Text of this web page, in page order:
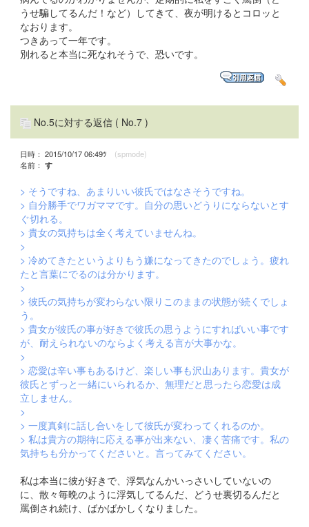
うせ騙してるんだ！など）してきて、夜が明けるとコロッと
なおります。
つきあって一年です。
別れると本当に死なれそうで、恐いです。
No.5に対する返信 ( No.7 )
日時： 2015/10/17 06:49ﾂ (spmode)
名前： す
> そうですね、あまりいい彼氏ではなさそうですね。
> 自分勝手でワガママです。自分の思いどうりにならないとす
ぐ切れる。
> 貴女の気持ちは全く考えていませんね。
>
> 冷めてきたというよりもう嫌になってきたのでしょう。疲れ
たと言葉にでるのは分かります。
>
> 彼氏の気持ちが変わらない限りこのままの状態が続くでしょ
う。
> 貴女が彼氏の事が好きで彼氏の思うようにすればいい事です
が、耐えられないのならよく考える言が大事かな。
>
> 恋愛は辛い事もあるけど、楽しい事も沢山あります。貴女が
彼氏とずっと一緒にいられるか、無理だと思ったら恋愛は成
立しません。
>
> 一度真剣に話し合いをして彼氏が変わってくれるのか。
> 私は貴方の期待に応える事が出来ない、凄く苦痛です。私の
気持ちも分かってくださいと。言ってみてください。
私は本当に彼が好きで、浮気なんかいっさいしていないの
に、散々毎晩のように浮気してるんだ、どうせ裏切るんだと
罵倒され続け、ばかばかしくなりました。